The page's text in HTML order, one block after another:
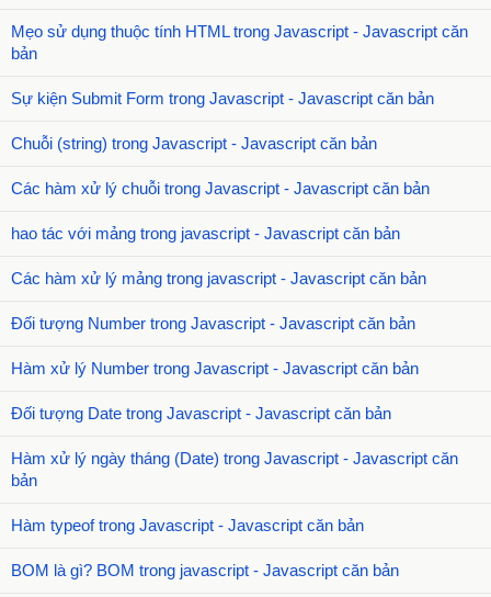
Mẹo sử dụng thuộc tính HTML trong Javascript - Javascript căn
bản
Sự kiện Submit Form trong Javascript - Javascript căn bản
Chuỗi (string) trong Javascript - Javascript căn bản
Các hàm xử lý chuỗi trong Javascript - Javascript căn bản
hao tác với mảng trong javascript - Javascript căn bản
Các hàm xử lý mảng trong javascript - Javascript căn bản
Đối tượng Number trong Javascript - Javascript căn bản
Hàm xử lý Number trong Javascript - Javascript căn bản
Đối tượng Date trong Javascript - Javascript căn bản
Hàm xử lý ngày tháng (Date) trong Javascript - Javascript căn
bản
Hàm typeof trong Javascript - Javascript căn bản
BOM là gì? BOM trong javascript - Javascript căn bản